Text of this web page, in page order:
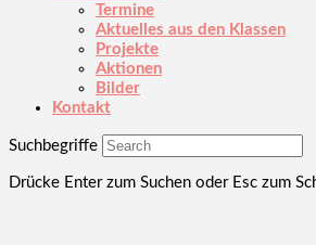
Termine
Aktuelles aus den Klassen
Projekte
Aktionen
Bilder
Kontakt
Suchbegriffe
Drücke Enter zum Suchen oder Esc zum